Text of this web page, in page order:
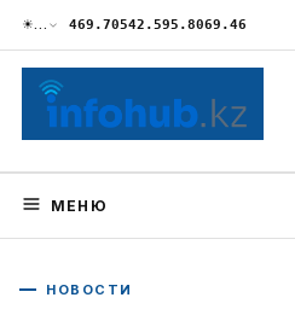
☀… 469.70542.595.8069.46
МЕНЮ
НОВОСТИ